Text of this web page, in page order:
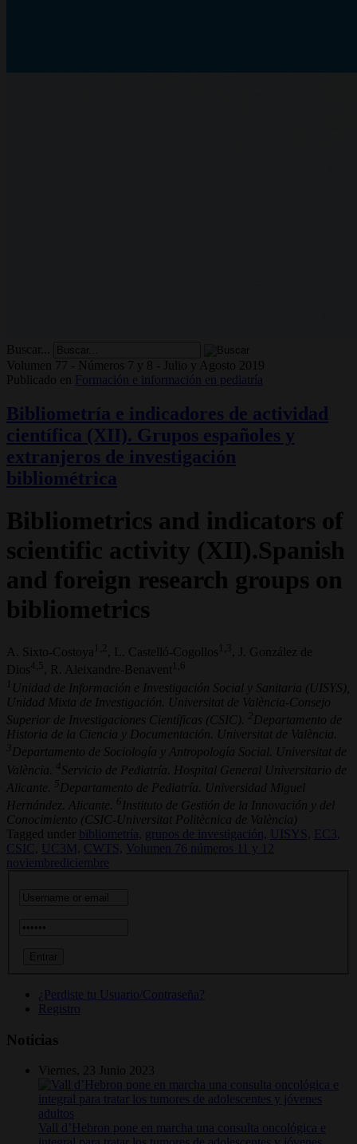
Buscar...
Volumen 77 - Números 7 y 8 - Julio y Agosto 2019
Publicado en
Formación e información en pediatría
Bibliometría e indicadores de actividad
científica (XII). Grupos españoles y
extranjeros de investigación
bibliométrica
Bibliometrics and indicators of
scientific activity (XII).Spanish
and foreign research groups on
bibliometrics
A. Sixto-Costoya 1,2 , L. Castelló-Cogollos 1,3
, J. González de
Dios4,5 , R. Aleixandre-Benavent 1,6
1 Unidad de Información e Investigación Social y Sanitaria (UISYS),
Unidad Mixta de Investigación. Universitat de València-Consejo
Superior de Investigaciones Científicas (CSIC).
2 Departamento de
Historia de la Ciencia y Documentación. Universitat de València.
3 Departamento de Sociología y Antropología Social. Universitat de
València.
4 Servicio de Pediatría. Hospital General Universitario de
Alicante. 5 Departamento de Pediatría. Universidad Miguel
Hernández. Alicante. 6 Instituto de Gestión de la Innovación y del
Conocimiento (CSIC-Universitat Politècnica de València)
Tagged under
bibliometría, grupos de investigación, UISYS,
EC3,
CSIC,
UC3M, CWTS,
Volumen 76 números 11 y 12
noviembrediciembre
¿Perdiste tu Usuario/Contraseña?
Registro
Noticias
Viernes, 23 Junio 2023
Vall d’Hebron pone en marcha una consulta oncológica e